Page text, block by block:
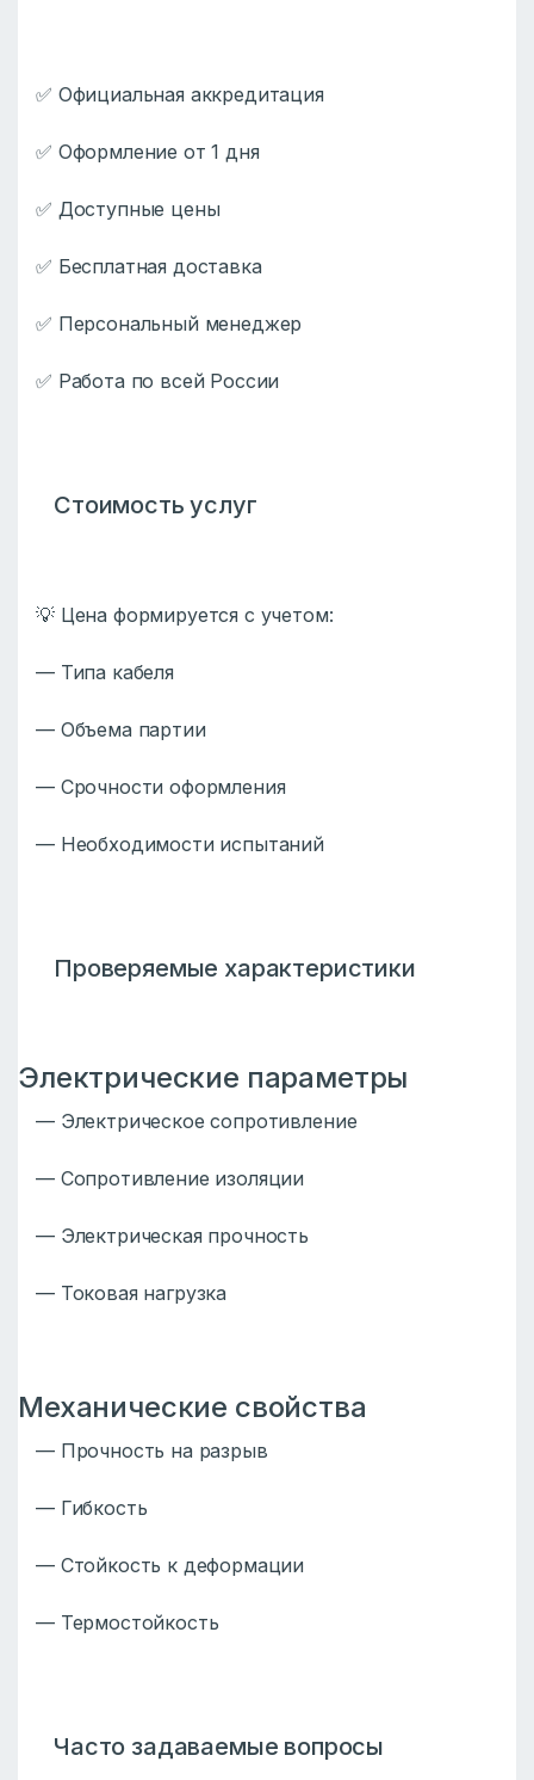
✅ Официальная аккредитация
✅ Оформление от 1 дня
✅ Доступные цены
✅ Бесплатная доставка
✅ Персональный менеджер
✅ Работа по всей России
Стоимость услуг
💡 Цена формируется с учетом:
— Типа кабеля
— Объема партии
— Срочности оформления
— Необходимости испытаний
Проверяемые характеристики
Электрические параметры
— Электрическое сопротивление
— Сопротивление изоляции
— Электрическая прочность
— Токовая нагрузка
Механические свойства
— Прочность на разрыв
— Гибкость
— Стойкость к деформации
— Термостойкость
Часто задаваемые вопросы